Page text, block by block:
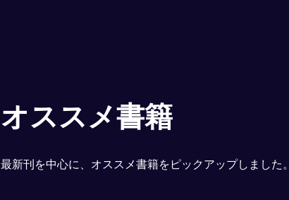
オススメ書籍
最新刊を中心に、オススメ書籍をピックアップしました。